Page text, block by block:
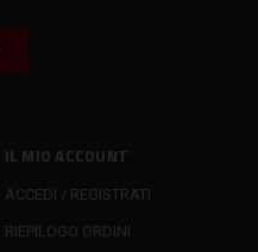
IL MIO ACCOUNT
ACCEDI / REGISTRATI
RIEPILOGO ORDINI